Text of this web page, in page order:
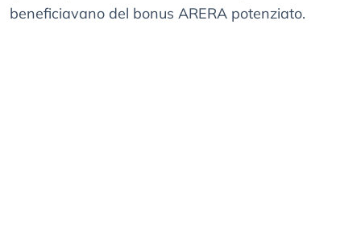
beneficiavano del bonus ARERA potenziato.